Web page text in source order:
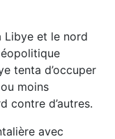
Libye et le nord
tenta d’occuper
moins
contre d’autres.
avec